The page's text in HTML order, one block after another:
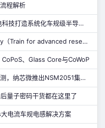
程解析
聚焦软件定义汽车架构变革 长电科技打造系统化车规级半导体封测能力
Scanning Electron Microscopy（Train for advanced research）扫描电子显微镜介绍（二）
、Glass Core与CoWoP
助力高压系统实现高精度电流检测，纳芯微推出NSM2051集成式霍尔电流传感器
量子密码干货都在这里了
电流车规电感解决方案